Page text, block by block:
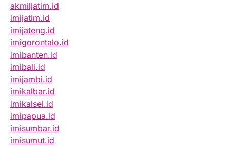
akmiljatim.id
imijatim.id
imijateng.id
imigorontalo.id
imibanten.id
imibali.id
imijambi.id
imikalbar.id
imikalsel.id
imipapua.id
imisumbar.id
imisumut.id